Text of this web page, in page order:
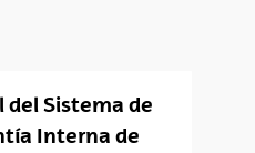
del Sistema de
Interna de